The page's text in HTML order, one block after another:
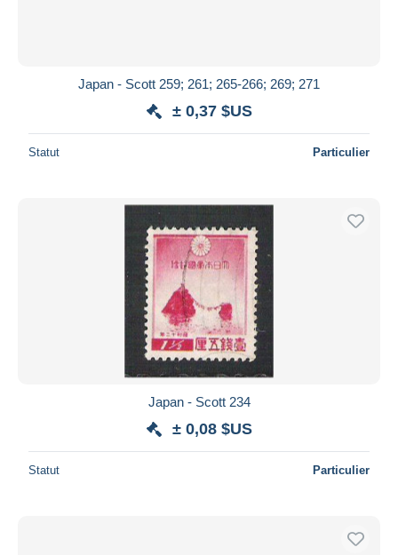
Japan - Scott 259; 261; 265-266; 269; 271
± 0,37 $US
Statut Particulier
Japan - Scott 234
± 0,08 $US
Statut Particulier